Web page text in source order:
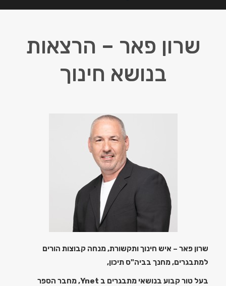
שרון פאר – הרצאות
בנושא חינוך
שרון פאר – איש חינוך ותקשורת, מנחה קבוצות הורים
למתבגרים, מחנך בביה"ס תיכון,
בעל טור קבוע בנושאי מתבגרים ב Ynet, מחבר הספר